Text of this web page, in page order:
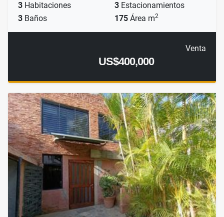
3 Habitaciones 3 Estacionamientos
3 Baños 175 Área m2
Venta
US$400,000